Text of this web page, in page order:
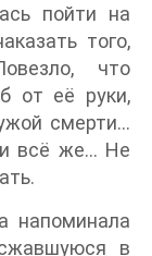
пойти на
того,
что
от её руки,
смерти…
и всё же… Не
напоминала
в